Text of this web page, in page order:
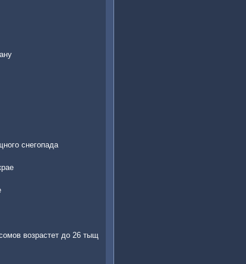
снегопада
возрастет до 26 тыщ